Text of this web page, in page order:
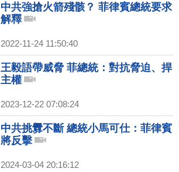
中共強搶火箭殘骸？ 菲律賓總統要求
解釋
2022-11-24 11:50:40
王毅語帶威脅 菲總統：對抗脅迫、捍
主權
2023-12-22 07:08:24
中共挑釁不斷 總統小馬可仕：菲律賓
將反擊
2024-03-04 20:16:12